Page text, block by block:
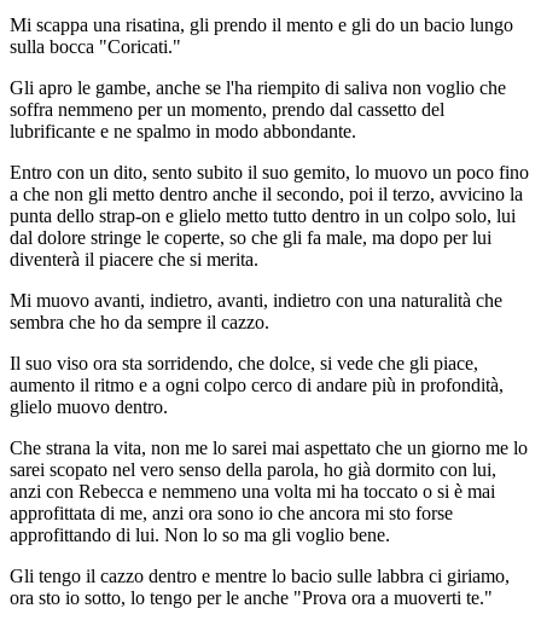
Mi scappa una risatina, gli prendo il mento e gli do un bacio lungo
sulla bocca "Coricati."
Gli apro le gambe, anche se l'ha riempito di saliva non voglio che
soffra nemmeno per un momento, prendo dal cassetto del
lubrificante e ne spalmo in modo abbondante.
Entro con un dito, sento subito il suo gemito, lo muovo un poco fino
a che non gli metto dentro anche il secondo, poi il terzo, avvicino la
punta dello strap-on e glielo metto tutto dentro in un colpo solo, lui
dal dolore stringe le coperte, so che gli fa male, ma dopo per lui
diventerà il piacere che si merita.
Mi muovo avanti, indietro, avanti, indietro con una naturalità che
sembra che ho da sempre il cazzo.
Il suo viso ora sta sorridendo, che dolce, si vede che gli piace,
aumento il ritmo e a ogni colpo cerco di andare più in profondità,
glielo muovo dentro.
Che strana la vita, non me lo sarei mai aspettato che un giorno me lo
sarei scopato nel vero senso della parola, ho già dormito con lui,
anzi con Rebecca e nemmeno una volta mi ha toccato o si è mai
approfittata di me, anzi ora sono io che ancora mi sto forse
approfittando di lui. Non lo so ma gli voglio bene.
Gli tengo il cazzo dentro e mentre lo bacio sulle labbra ci giriamo,
ora sto io sotto, lo tengo per le anche "Prova ora a muoverti te."